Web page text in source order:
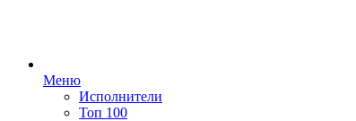
Меню
Исполнители
Топ 100